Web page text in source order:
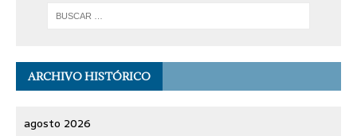
ARCHIVO HISTÓRICO
agosto 2026